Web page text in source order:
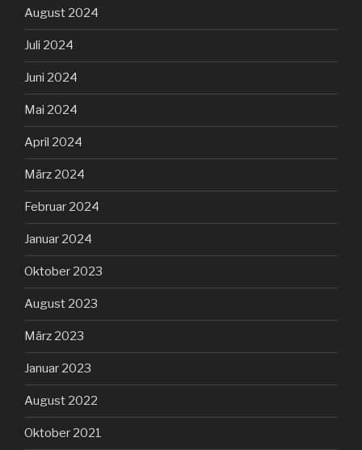
August 2024
Juli 2024
Juni 2024
Mai 2024
April 2024
März 2024
Februar 2024
Januar 2024
Oktober 2023
August 2023
März 2023
Januar 2023
August 2022
Oktober 2021